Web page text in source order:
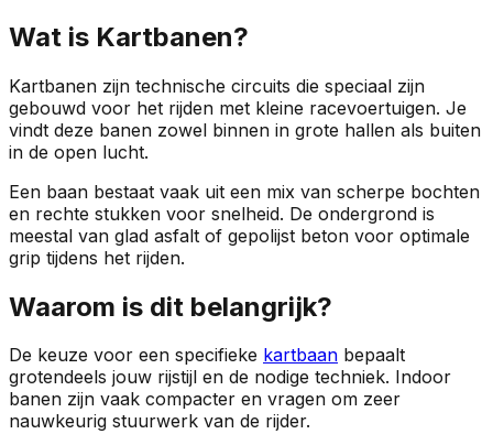
Wat is Kartbanen?
Kartbanen zijn technische circuits die speciaal zijn
gebouwd voor het rijden met kleine racevoertuigen. Je
vindt deze banen zowel binnen in grote hallen als buiten
in de open lucht.
Een baan bestaat vaak uit een mix van scherpe bochten
en rechte stukken voor snelheid. De ondergrond is
meestal van glad asfalt of gepolijst beton voor optimale
grip tijdens het rijden.
Waarom is dit belangrijk?
De keuze voor een specifieke kartbaan bepaalt
grotendeels jouw rijstijl en de nodige techniek. Indoor
banen zijn vaak compacter en vragen om zeer
nauwkeurig stuurwerk van de rijder.